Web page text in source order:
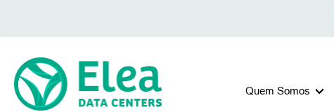
Quem Somos